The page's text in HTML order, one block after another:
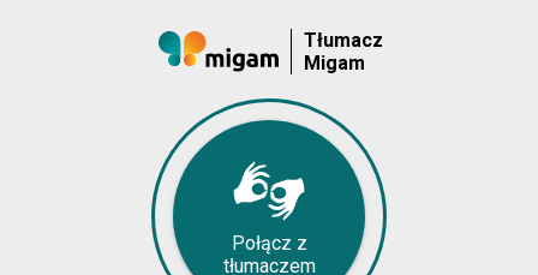
Tłumacz
Migam
Połącz z
tłumaczem